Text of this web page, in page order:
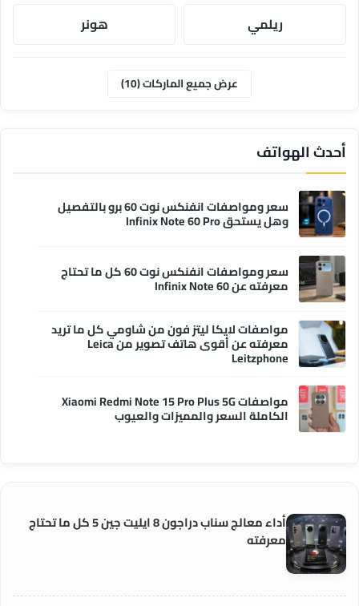
ريلمي
هونر
عرض جميع الماركات (10)
أحدث الهواتف
سعر ومواصفات انفنكس نوت 60 برو بالتفصيل
وهل يستحق Infinix Note 60 Pro
سعر ومواصفات انفنكس نوت 60 كل ما تحتاج
معرفته عن Infinix Note 60
مواصفات لايكا ليتز فون من شاومي كل ما تريد
معرفته عن أقوى هاتف تصوير من Leica
Leitzphone
مواصفات Xiaomi Redmi Note 15 Pro Plus 5G
الكاملة السعر والمميزات والعيوب
أداء معالج سناب دراجون 8 ايليت جين 5 كل ما تحتاج
معرفته